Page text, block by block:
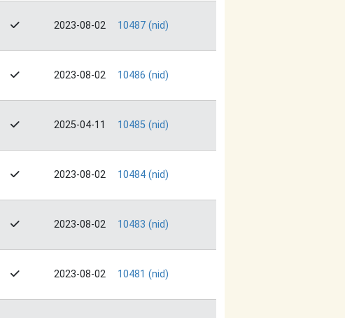
2023-08-02 10487 (nid)
2023-08-02 10486 (nid)
2025-04-11 10485 (nid)
2023-08-02 10484 (nid)
2023-08-02 10483 (nid)
2023-08-02 10481 (nid)